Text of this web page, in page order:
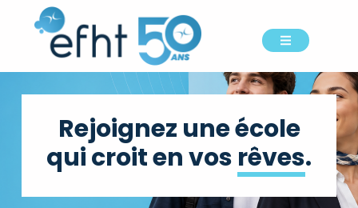
Rejoignez une école
qui croit en vos rêves.